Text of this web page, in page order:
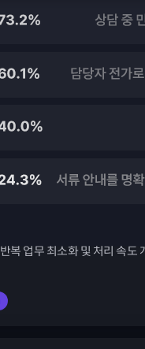
복 업무 최소화 및 처리 속도